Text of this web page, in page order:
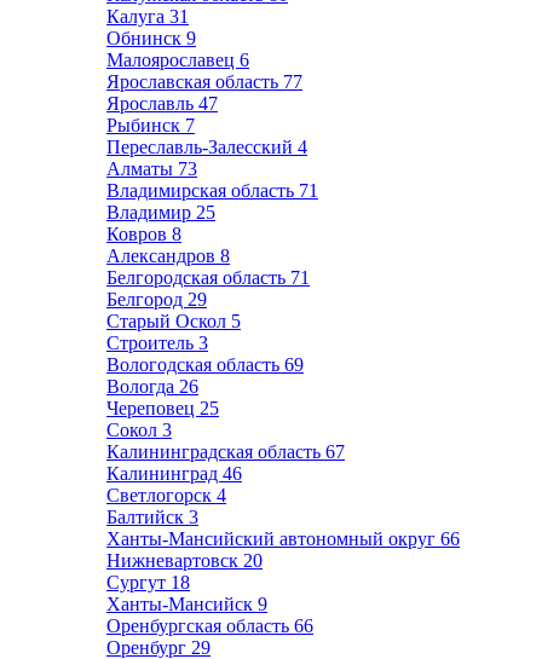
Калуга 31
Обнинск 9
Малоярославец 6
Ярославская область 77
Ярославль 47
Рыбинск 7
Переславль-Залесский 4
Алматы 73
Владимирская область 71
Владимир 25
Ковров 8
Александров 8
Белгородская область 71
Белгород 29
Старый Оскол 5
Строитель 3
Вологодская область 69
Вологда 26
Череповец 25
Сокол 3
Калининградская область 67
Калининград 46
Светлогорск 4
Балтийск 3
Ханты-Мансийский автономный округ 66
Нижневартовск 20
Сургут 18
Ханты-Мансийск 9
Оренбургская область 66
Оренбург 29